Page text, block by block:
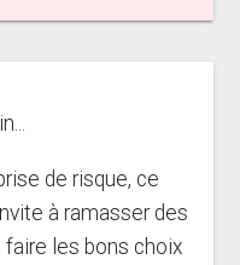
de risque, ce
à ramasser des
faire les bons choix